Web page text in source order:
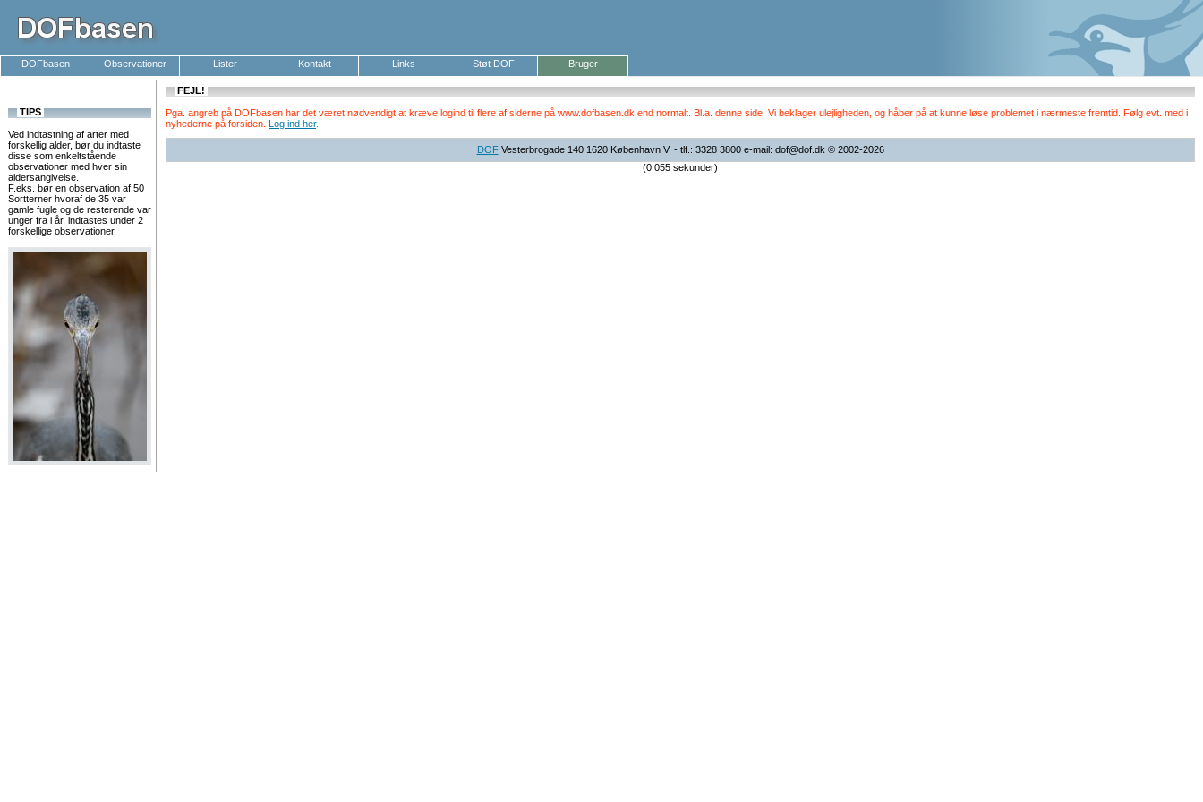
DOFbasen Observationer Lister Kontakt Links Støt DOF Bruger
TIPS
Ved indtastning af arter med
forskellig alder, bør du indtaste
disse som enkeltstående
observationer med hver sin
aldersangivelse.
F.eks. bør en observation af 50
Sortterner hvoraf de 35 var
gamle fugle og de resterende var
unger fra i år, indtastes under 2
forskellige observationer.
FEJL!
Pga. angreb på DOFbasen har det været nødvendigt at kræve logind til flere af siderne på www.dofbasen.dk end normalt. Bl.a. denne side. Vi beklager ulejligheden, og håber på at kunne løse problemet i nærmeste fremtid. Følg evt. med i
nyhederne på forsiden. Log ind her.
DOFVesterbrogade 140 1620 København V. - tlf.: 3328 3800 e-mail: dof@dof.dk © 2002-2026
(0.055 sekunder)